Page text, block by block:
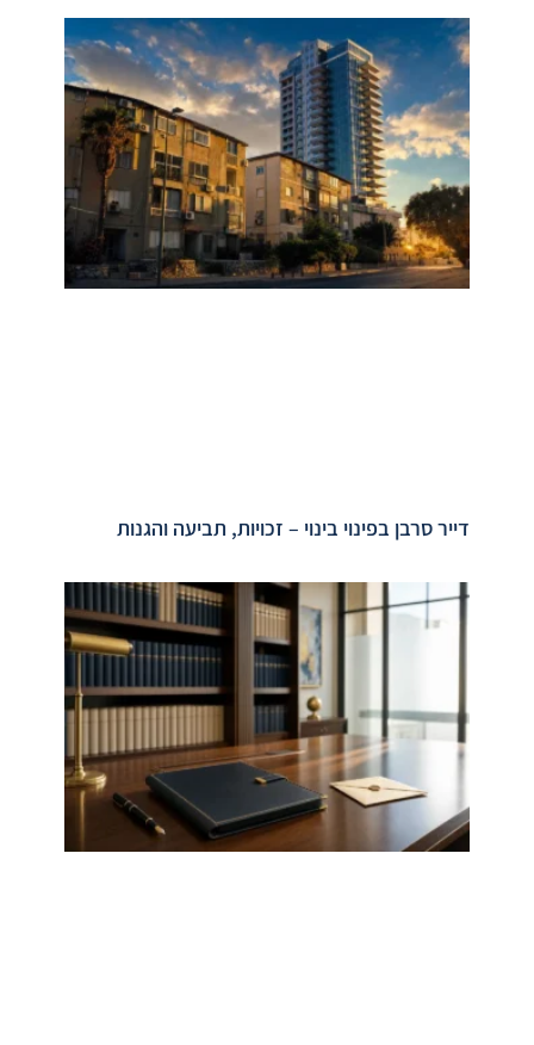
דייר סרבן בפינוי בינוי – זכויות, תביעה והגנות